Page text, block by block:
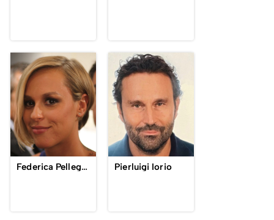
Federica Pellegrini Pierluigi Iorio